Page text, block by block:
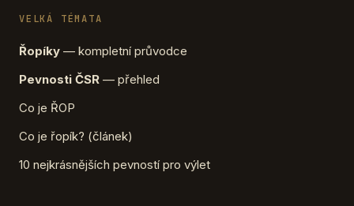
VELKÁ TÉMATA
Řopíky — kompletní průvodce
Pevnosti ČSR — přehled
Co je ŘOP
Co je řopík? (článek)
10 nejkrásnějších pevností pro výlet